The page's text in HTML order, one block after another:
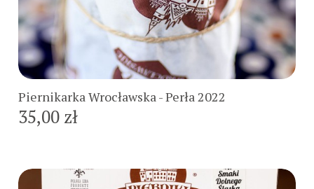
Piernikarka Wrocławska - Perła 2022
35,00 zł
Do koszyka